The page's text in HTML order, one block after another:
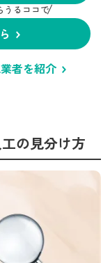
うるココで
者を紹介
の見分け方